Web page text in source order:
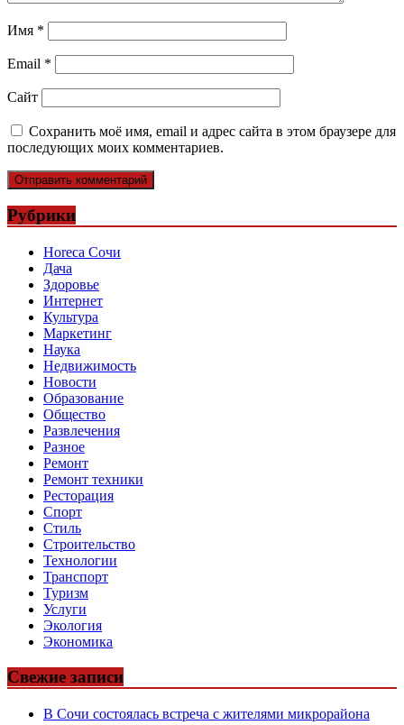
Имя *
Email *
Сайт
Сохранить моё имя, email и адрес сайта в этом браузере для
последующих моих комментариев.
Рубрики
Horeca Сочи
Дача
Здоровье
Интернет
Культура
Маркетинг
Наука
Недвижимость
Новости
Образование
Общество
Развлечения
Разное
Ремонт
Ремонт техники
Ресторация
Спорт
Стиль
Строительство
Технологии
Транспорт
Туризм
Услуги
Экология
Экономика
Свежие записи
В Сочи состоялась встреча с жителями микрорайона